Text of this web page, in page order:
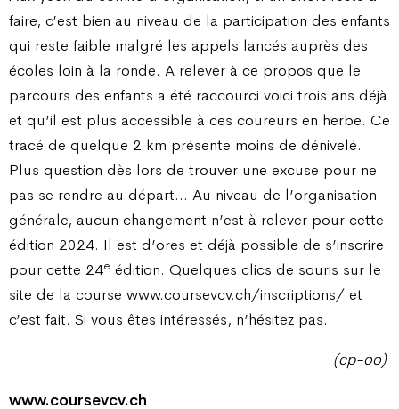
faire, c’est bien au niveau de la participation des enfants
qui reste faible malgré les appels lancés auprès des
écoles loin à la ronde. A relever à ce propos que le
parcours des enfants a été raccourci voici trois ans déjà
et qu’il est plus accessible à ces coureurs en herbe. Ce
tracé de quelque 2 km présente moins de dénivelé.
Plus question dès lors de trouver une excuse pour ne
pas se rendre au départ… Au niveau de l’organisation
générale, aucun changement n’est à relever pour cette
édition 2024. Il est d’ores et déjà possible de s’inscrire
pour cette 24e édition. Quelques clics de souris sur le
site de la course www.coursevcv.ch/inscriptions/ et
c’est fait. Si vous êtes intéressés, n’hésitez pas.
(cp-oo)
www.coursevcv.ch